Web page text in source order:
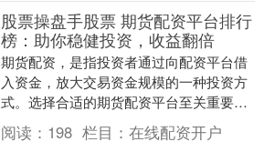
股票操盘手股票 期货配资平台排行
榜：助你稳健投资，收益翻倍
期货配资，是指投资者通过向配资平台借
入资金，放大交易资金规模的一种投资方
式。选择合适的期货配资平台至关重要，
它直接影响到投资者的资金安全和收益
率。 * **放大....
阅读： 198 栏目： 在线配资开户